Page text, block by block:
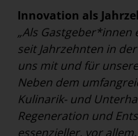
Innovation als
„Als Gastgeber*innen
seit Jahrzehnten in
uns mit und für
Neben dem
Kulinarik- und
Regeneration und
essenzieller, vor